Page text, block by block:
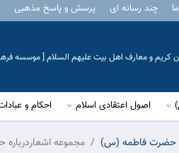
چند رسانه ای پرسش و پاسخ مذهبی
کریم و معارف اهل بیت علیهم السلام [ موسسه
اصول اعتقادی اسلام احکام و
حضرت فاطمه (س) مجموعه